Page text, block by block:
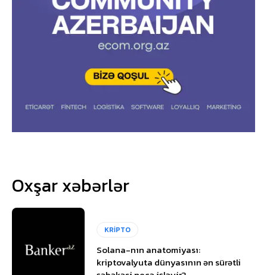
Oxşar xəbərlər
KRİPTO
Solana-nın anatomiyası:
kriptovalyuta dünyasının ən sürətli